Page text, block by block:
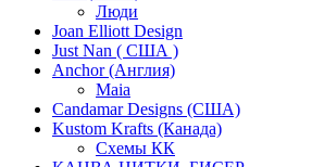
Люди
Joan Elliott Design
Just Nan ( США )
Anchor (Англия)
Maia
Candamar Designs (США)
Kustom Krafts (Канада)
Схемы КК